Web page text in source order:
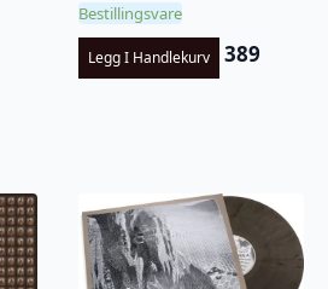
Bestillingsvare
Legg I Handlekurv 389